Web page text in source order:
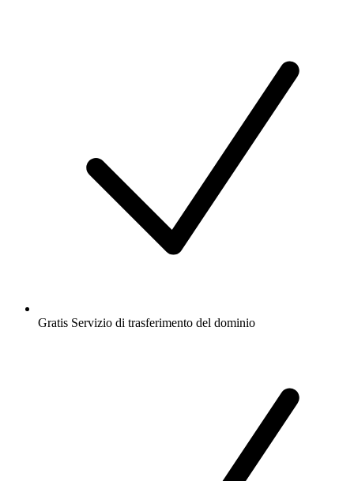
Gratis Servizio di trasferimento del dominio